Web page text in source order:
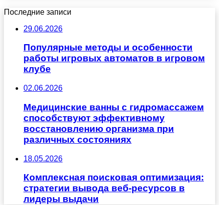
Последние записи
29.06.2026
Популярные методы и особенности
работы игровых автоматов в игровом
клубе
02.06.2026
Медицинские ванны с гидромассажем
способствуют эффективному
восстановлению организма при
различных состояниях
18.05.2026
Комплексная поисковая оптимизация:
стратегии вывода веб-ресурсов в
лидеры выдачи